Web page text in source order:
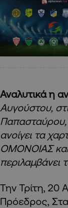
Αναλυτικά η
Αυγούστου,
Παπασταύρου,
ανοίγει τα
ΟΜΟΝΟΙΑΣ και
περιλαμβάνει
Την Τρίτη, 20
Πρόεδρος,